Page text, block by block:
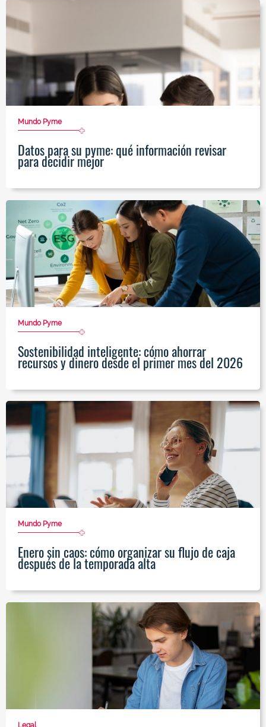
Mundo Pyme
Datos para su pyme: qué información revisar
para decidir mejor
Mundo Pyme
Sostenibilidad inteligente: cómo ahorrar
recursos y dinero desde el primer mes del 2026
Mundo Pyme
Enero sin caos: cómo organizar su flujo de caja
después de la temporada alta
Legal